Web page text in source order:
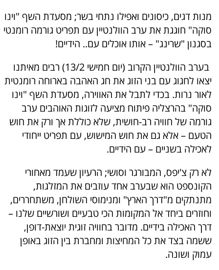
מנות דגים, כיסונים ואפילו נתחי בשר; מסעדת השף "וינו
סוקה" חוגגת את ערב הוולנטיין עם תפריט גורמה רומנטי
בסגנון "שרינג" – אותו אוכלים עם.. הידיים!
בערב הוולנטיין הקרוב (יום חמישי 13/2) רבים מאיתנו
יצאו לחגוג עם בני הזוג את חג האהבה בארוחה רומנטית
לאור נרות. בכדי לתבל את האווירה, מסעדת השף "וינו
סוקה" בהרצליה פיתוח מציעה לזוגות האוהבים ערב
גורמה של חוויה רב-חושית, שלא כוללת אך ורק את חוש
הטעם – אלא גם את חוש המישוש, עם תפריט ייחודי
לאכילה בשניים – עם הידיים.
לא רק צ'יפס, המבורגר וסושי; הרעיון שעמד מאחורי
הקונספט הוא שבערב אחד עוזבים את המזלגות,
מתנתקים מ"דרך הארץ" ומנימוסי השולחן, משתחררים,
וחוזרים ביחד אל המקומות הכי טבעיים ושורשיים שלנו –
דרך האכילה בידיים. מדובר בחוויה זוגית יוצאת-דופן,
ששמה בצד את כל המחיצות ומחברת בין הזוג באופן
עמוק ושונה.